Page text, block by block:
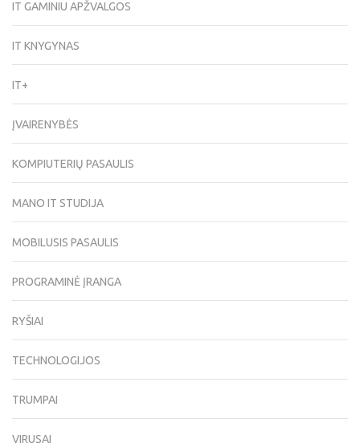
IT GAMINIU APŽVALGOS
IT KNYGYNAS
IT+
ĮVAIRENYBĖS
KOMPIUTERIŲ PASAULIS
MANO IT STUDIJA
MOBILUSIS PASAULIS
PROGRAMINĖ ĮRANGA
RYŠIAI
TECHNOLOGIJOS
TRUMPAI
VIRUSAI